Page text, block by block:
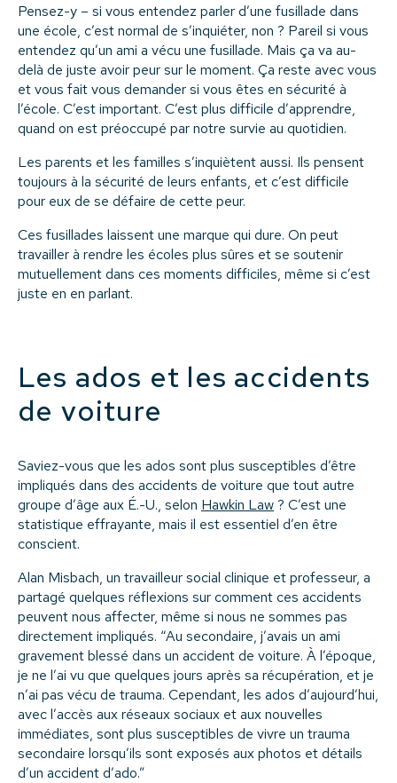
Pensez-y – si vous entendez parler d’une fusillade dans
une école, c’est normal de s’inquiéter, non ? Pareil si vous
entendez qu’un ami a vécu une fusillade. Mais ça va au-
delà de juste avoir peur sur le moment. Ça reste avec vous
et vous fait vous demander si vous êtes en sécurité à
l’école. C’est important. C’est plus difficile d’apprendre,
quand on est préoccupé par notre survie au quotidien.
Les parents et les familles s’inquiètent aussi. Ils pensent
toujours à la sécurité de leurs enfants, et c’est difficile
pour eux de se défaire de cette peur.
Ces fusillades laissent une marque qui dure. On peut
travailler à rendre les écoles plus sûres et se soutenir
mutuellement dans ces moments difficiles, même si c’est
juste en en parlant.
Les ados et les accidents
de voiture
Saviez-vous que les ados sont plus susceptibles d’être
impliqués dans des accidents de voiture que tout autre
groupe d’âge aux É.-U., selon Hawkin Law? C’est une
statistique effrayante, mais il est essentiel d’en être
conscient.
Alan Misbach, un travailleur social clinique et professeur, a
partagé quelques réflexions sur comment ces accidents
peuvent nous affecter, même si nous ne sommes pas
directement impliqués. “Au secondaire, j’avais un ami
gravement blessé dans un accident de voiture. À l’époque,
je ne l’ai vu que quelques jours après sa récupération, et je
n’ai pas vécu de trauma. Cependant, les ados d’aujourd’hui,
avec l’accès aux réseaux sociaux et aux nouvelles
immédiates, sont plus susceptibles de vivre un trauma
secondaire lorsqu’ils sont exposés aux photos et détails
d’un accident d’ado.”